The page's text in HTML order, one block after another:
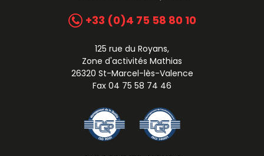
+33 (0)4 75 58 80 10
125 rue du Royans,
Zone d'activités Mathias
26320 St-Marcel-lès-Valence
Fax 04 75 58 74 46